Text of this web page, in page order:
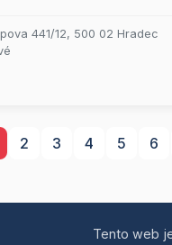
se do světa svěžích a
mexických specialit, které
441/12, 500 02 Hradec
2 3 4 5 6
Tento web